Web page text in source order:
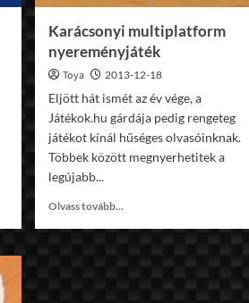
Karácsonyi multiplatform
nyereményjáték
Toya 2013-12-18
Eljött hát ismét az év vége, a
Játékok.hu gárdája pedig rengeteg
játékot kínál hűséges olvasóinknak.
Többek között megnyerhetitek a
legújabb...
Olvass tovább...
nyereményjáték